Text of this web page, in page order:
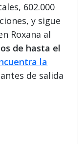
602.000
y sigue
Roxana al
de hasta el
la
de salida